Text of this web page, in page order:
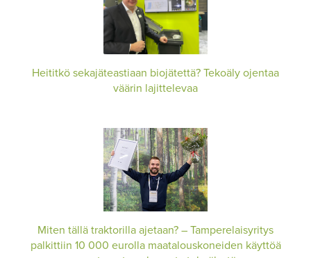
Heititkö sekajäteastiaan biojätettä? Tekoäly ojentaa
väärin lajittelevaa
Miten tällä traktorilla ajetaan? – Tamperelaisyritys
palkittiin 10 000 eurolla maatalouskoneiden käyttöä